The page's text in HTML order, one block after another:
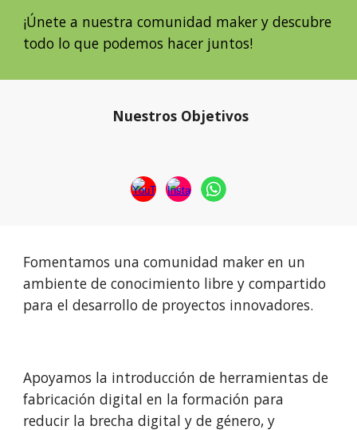
¡Únete a nuestra comunidad maker y descubre
todo lo que podemos hacer juntos!
Nuestros Objetivos
Fomentamos una comunidad maker en un
ambiente de conocimiento libre y compartido
para el desarrollo de proyectos innovadores.
Apoyamos la introducción de herramientas de
fabricación digital en la formación para
reducir la brecha digital y de género, y